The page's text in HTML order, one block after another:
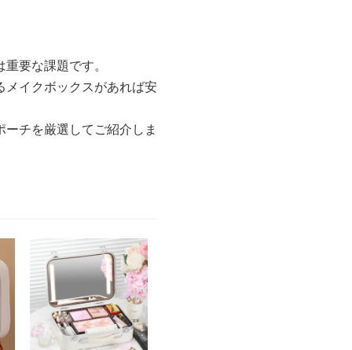
要な課題です。
イクボックスがあれば安
チを厳選してご紹介しま